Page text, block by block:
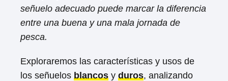
señuelo adecuado puede marcar la diferencia
entre una buena y una mala jornada de
pesca.
Exploraremos las características y usos de
los señuelos blancos y duros, analizando